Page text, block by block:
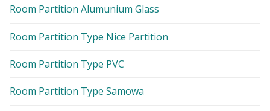
Room Partition Alumunium Glass
Room Partition Type Nice Partition
Room Partition Type PVC
Room Partition Type Samowa